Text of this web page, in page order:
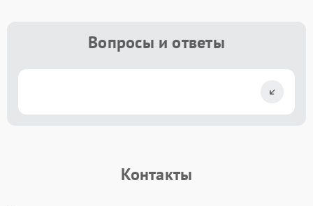
Вопросы и ответы
Контакты